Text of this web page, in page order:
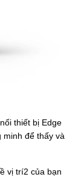
thiết bị Edge
minh để thấy và
vị trí2 của bạn